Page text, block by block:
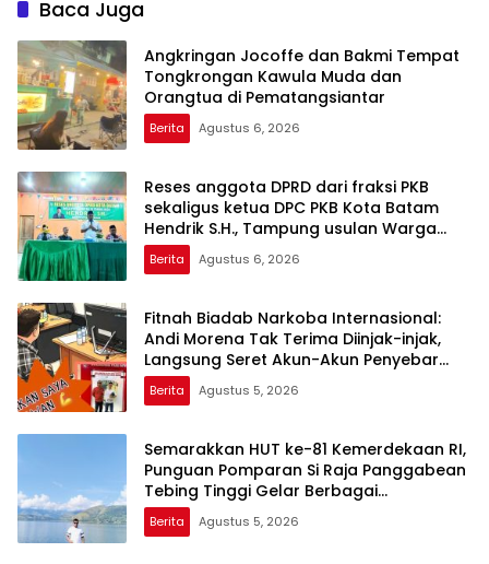
Baca Juga
Angkringan Jocoffe dan Bakmi Tempat
Tongkrongan Kawula Muda dan
Orangtua di Pematangsiantar
Berita Agustus 6, 2026
Reses anggota DPRD dari fraksi PKB
sekaligus ketua DPC PKB Kota Batam
Hendrik S.H., Tampung usulan Warga
Patam Indah Minta Jalan, Ambulans, dan
Sarana Olahraga
Berita Agustus 6, 2026
Fitnah Biadab Narkoba Internasional:
Andi Morena Tak Terima Diinjak-injak,
Langsung Seret Akun-Akun Penyebar
Hoaks ke Polda Kepri!
Berita Agustus 5, 2026
Semarakkan HUT ke-81 Kemerdekaan RI,
Punguan Pomparan Si Raja Panggabean
Tebing Tinggi Gelar Berbagai
Perlombaan
Berita Agustus 5, 2026